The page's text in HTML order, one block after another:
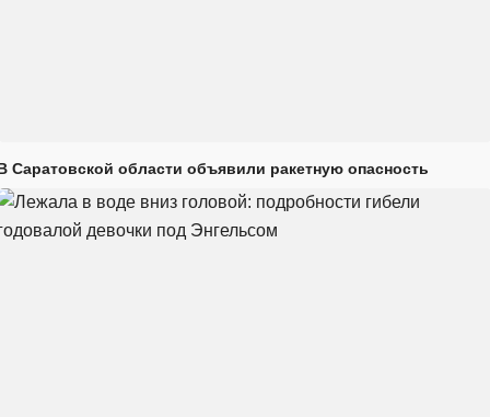
Саратовской области объявили ракетную опасность